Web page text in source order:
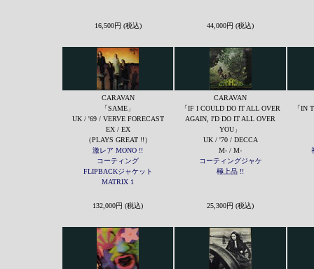
16,500円 (税込) 44,000円 (税込)
CARAVAN
「SAME」
UK / '69 / VERVE FORECAST
EX / EX
（PLAYS GREAT !!）
激レア MONO !!
コーティング
FLIPBACKジャケット
MATRIX 1
CARAVAN
「IF I COULD DO IT ALL OVER
AGAIN, I'D DO IT ALL OVER
YOU」
UK / '70 / DECCA
M- / M-
コーティングジャケ
極上品 !!
「IN
132,000円 (税込) 25,300円 (税込)